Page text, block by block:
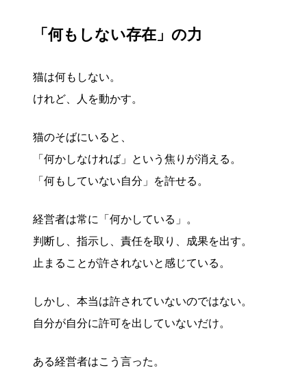
「何もしない存在」の力
猫は何もしない。
けれど、人を動かす。
猫のそばにいると、
「何かしなければ」という焦りが消える。
「何もしていない自分」を許せる。
経営者は常に「何かしている」。
判断し、指示し、責任を取り、成果を出す。
止まることが許されないと感じている。
しかし、本当は許されていないのではない。
自分が自分に許可を出していないだけ。
ある経営者はこう言った。